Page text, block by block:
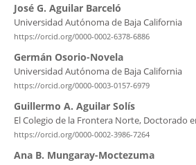
José G. Aguilar Barceló
Universidad Autónoma de Baja California
https://orcid.org/0000-0002-6378-6886
Germán Osorio-Novela
Universidad Autónoma de Baja California
https://orcid.org/0000-0003-0157-6979
Guillermo A. Aguilar Solís
El Colegio de la Frontera Norte, Doctorado
https://orcid.org/0000-0002-3986-7264
Ana B. Mungaray-Moctezuma